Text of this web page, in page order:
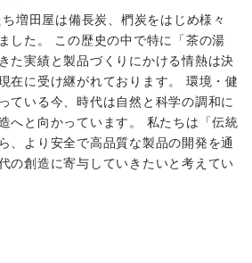
増田屋は備長炭、椚炭をはじめ様々
した。 この歴史の中で特に「茶の湯
た実績と製品づくりにかける情熱は決
在に受け継がれております。 環境・健
ている今、時代は自然と科学の調和に
へと向かっています。 私たちは「伝統
、より安全で高品質な製品の開発を通
の創造に寄与していきたいと考えてい